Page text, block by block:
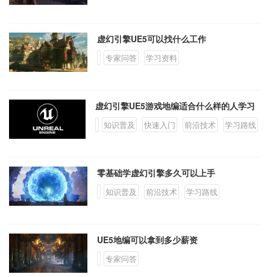
虚幻引擎UE5可以找什么工作
专家问答 学习资料
虚幻引擎UE5游戏地编适合什么样的人学习
知识普及 快速入门 前沿技术 学习路线
零基础学虚幻引擎多久可以上手
知识普及 前沿技术 学习路线
UE5地编可以拿到多少薪资
专家问答